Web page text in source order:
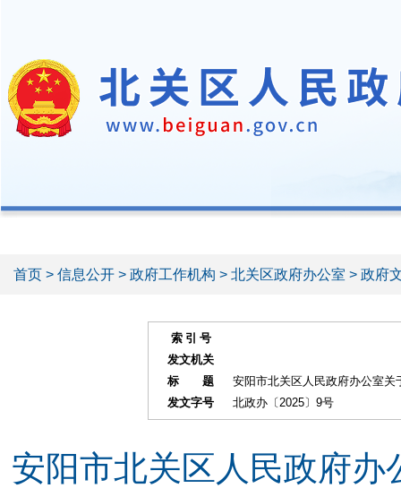
首页 > 信息公开 > 政府工作机构 > 北关区政府办公室 > 政府
索 引 号
发文机关
标 题
安阳市北关区人民政府办公室
发文字号
北政办〔2025〕9号
安阳市北关区人民政府